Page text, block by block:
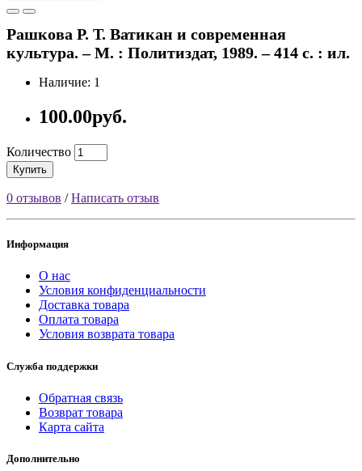
Рашкова Р. Т. Ватикан и современная
культура. – М. : Политиздат, 1989. – 414 с. : ил.
Наличие: 1
100.00руб.
Количество
Купить
0 отзывов /Написать отзыв
Информация
О нас
Условия конфиденциальности
Доставка товара
Оплата товара
Условия возврата товара
Служба поддержки
Обратная связь
Возврат товара
Карта сайта
Дополнительно